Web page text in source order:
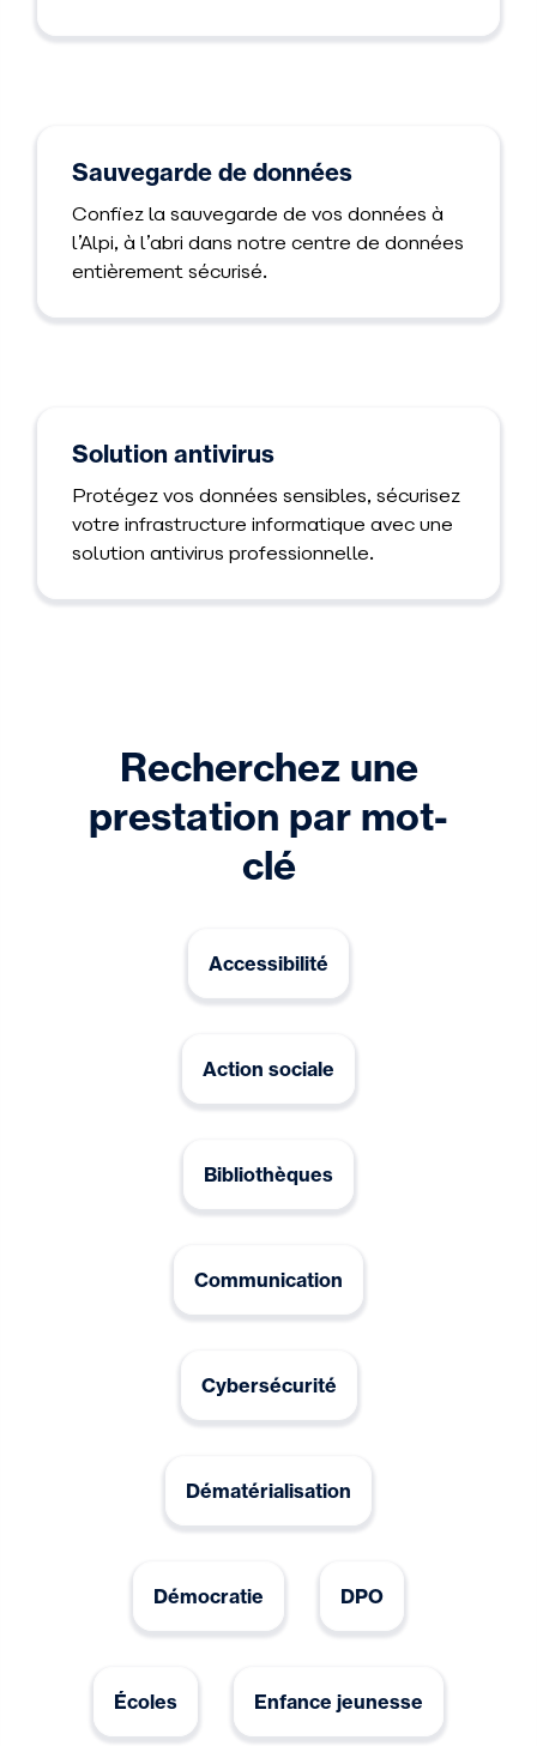
Sauvegarde de données
Confiez la sauvegarde de vos données à
l’Alpi, à l’abri dans notre centre de données
entièrement sécurisé.
Solution antivirus
Protégez vos données sensibles, sécurisez
votre infrastructure informatique avec une
solution antivirus professionnelle.
Recherchez une
prestation par mot-
clé
Accessibilité
Action sociale
Bibliothèques
Communication
Cybersécurité
Dématérialisation
Démocratie DPO
Écoles Enfance jeunesse